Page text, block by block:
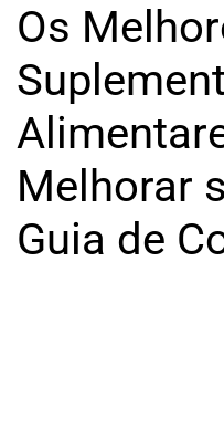
ESTAR
NUTRIÇÃO
MODA
&
Os
Melhorar
Guia de